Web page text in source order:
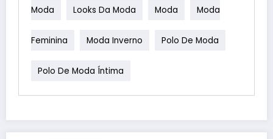
Moda Looks Da Moda Moda Moda
Feminina Moda Inverno Polo De Moda
Polo De Moda Íntima